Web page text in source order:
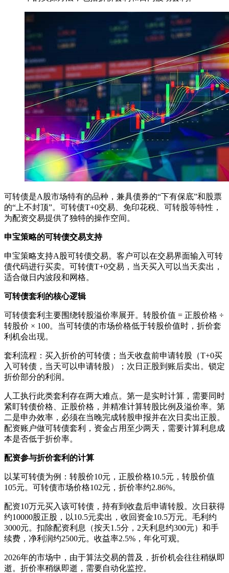
可转债是A股市场特有的品种，兼具债券的“下有保底”和股票
的“上不封顶”。可转债T+0交易、免印花税、可转股等特性，
为配资交易提供了独特的操作空间。
申宝策略的可转债交易支持
申宝策略支持A股可转债交易。客户可以在交易界面输入可转
债代码进行买卖。可转债T+0交易，当天买入可以当天卖出，
适合做日内波段和网格。
可转债套利的核心逻辑
可转债套利主要围绕转股溢价率展开。转股价值 = 正股价格 ÷
转股价 × 100。当可转债的市场价格低于转股价值时，折价套
利机会出现。
套利流程：买入折价的可转债；当天收盘前申请转股（T+0买
入可转债，当天可以申请转股）；次日正股到账后卖出。锁定
折价部分的利润。
人工执行此类套利存在两大难点。第一是实时计算，需要同时
紧盯转债价格、正股价格，并精准计算转股比例及溢价率。第
二是申办效率，必须在当晚完成转股申报并在次日卖出正股。
配资账户做可转债套利，资金占用至少两天，需要计算利息成
本是否低于折价率。
配资参与折价套利的计算
以某可转债为例：转股价10元，正股价格10.5元，转股价值
105元。可转债市场价格102元，折价率约2.86%。
配资10万元买入该可转债，持有到收盘后申请转股。次日获得
约10000股正股，以10.5元卖出，收回资金10.5万元。毛利约
3000元。扣除配资利息（按天1.5分，2天利息约300元）和手
续费，净利润约2500元。收益率2.5%，年化可观。
2026年的市场中，由于算法交易的普及，折价机会往往稍纵即
逝。折价率稍纵即逝，需要自动化监控。